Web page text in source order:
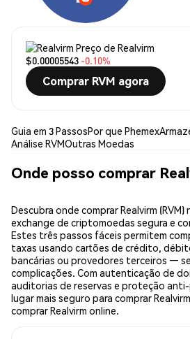
Preço de Realvirm
$0.00005543 -0.10%
Comprar RVM agora
Guia em 3 PassosPor que Phemex
Análise RVMOutras Moedas
Onde posso comprar
Descubra onde comprar Realvirm (RVM)
exchange de criptomoedas segura e
Estes três passos fáceis permitem
taxas usando cartões de crédito,
bancárias ou provedores terceiros —
complicações. Com autenticação de
auditorias de reservas e proteção anti-
lugar mais seguro para comprar
comprar Realvirm online.